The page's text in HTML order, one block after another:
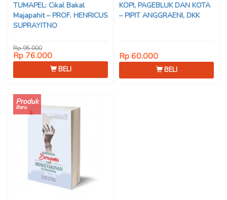
TUMAPEL: Cikal Bakal
Majapahit – PROF. HENRICUS
SUPRAYITNO
Rp 95.000
Rp 76.000
BELI
KOPI, PAGEBLUK DAN KOTA
– PIPIT ANGGRAENI, DKK
Rp 60.000
BELI
Produk
Baru